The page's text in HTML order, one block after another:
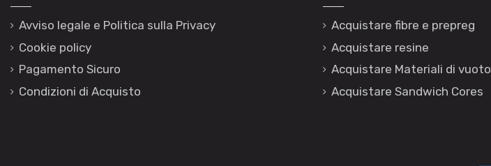
Avviso legale e Politica sulla Privacy
Cookie policy
Pagamento Sicuro
Condizioni di Acquisto
Acquistare fibre e prepreg
Acquistare resine
Acquistare Materiali di vuoto
Acquistare Sandwich Cores